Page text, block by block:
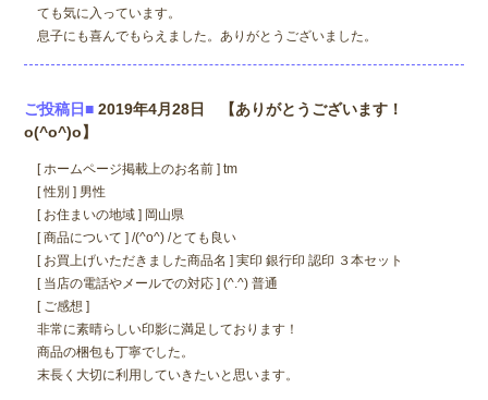
ても気に入っています。
息子にも喜んでもらえました。ありがとうございました。
ご投稿日■ 2019年4月28日 【ありがとうございます！
o(^o^)o】
[ ホームページ掲載上のお名前 ] tm
[ 性別 ] 男性
[ お住まいの地域 ] 岡山県
[ 商品について ] /(^o^) /とても良い
[ お買上げいただきました商品名 ] 実印 銀行印 認印 ３本セット
[ 当店の電話やメールでの対応 ] (^.^) 普通
[ ご感想 ]
非常に素晴らしい印影に満足しております！
商品の梱包も丁寧でした。
末長く大切に利用していきたいと思います。